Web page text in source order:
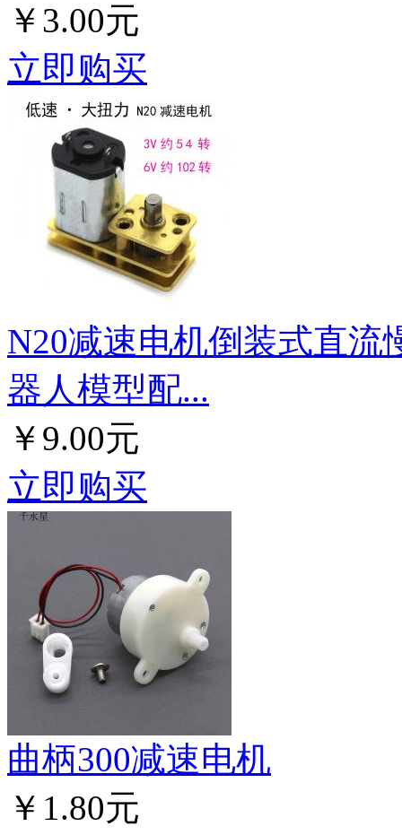
￥3.00元
立即购买
N20减速电机倒装式直
器人模型配...
￥9.00元
立即购买
曲柄300减速电机
￥1.80元